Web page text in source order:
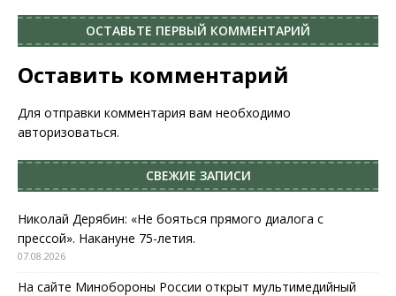
ОСТАВЬТЕ ПЕРВЫЙ КОММЕНТАРИЙ
Оставить комментарий
Для отправки комментария вам необходимо
авторизоваться.
СВЕЖИЕ ЗАПИСИ
Николай Дерябин: «Не бояться прямого диалога с
прессой». Накануне 75-летия.
07.08.2026
На сайте Минобороны России открыт мультимедийный